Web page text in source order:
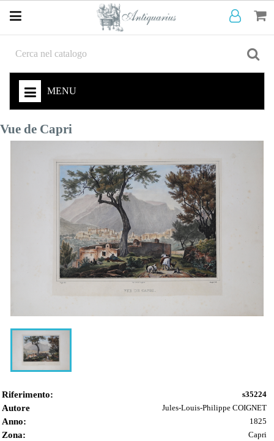
MENU
Vue de Capri
Riferimento: s35224
Autore Jules-Louis-Philippe COIGNET
Anno: 1825
Zona: Capri